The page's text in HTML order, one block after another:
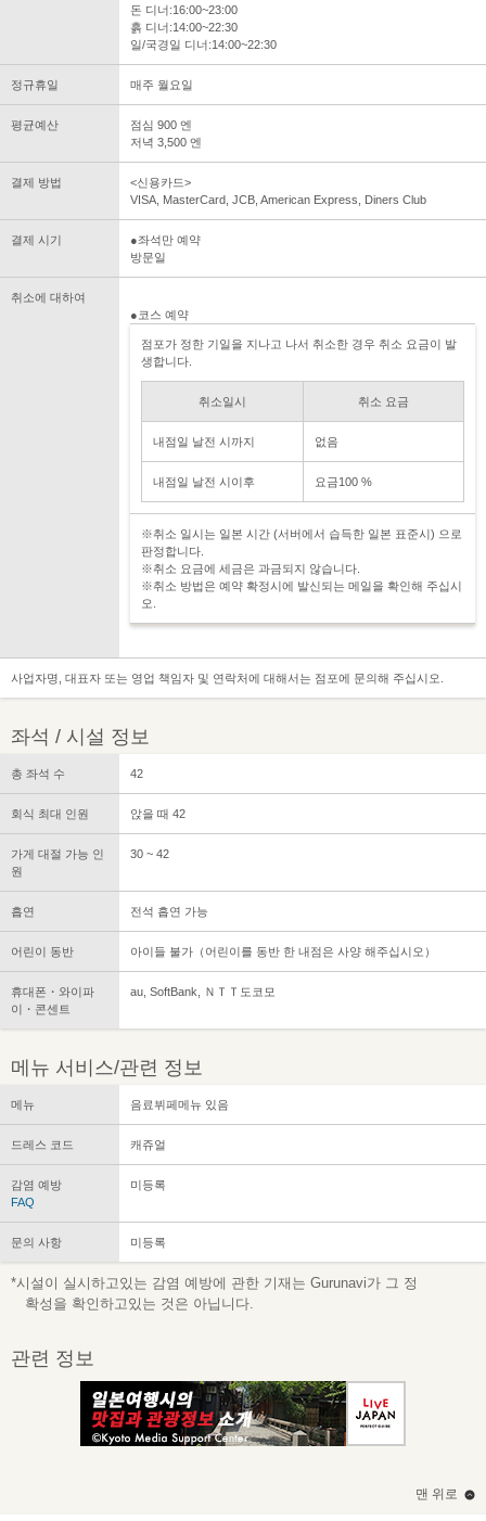
돈 디너:16:00~23:00
흙 디너:14:00~22:30
일/국경일 디너:14:00~22:30
정규휴일 매주 월요일
평균예산
점심 900 엔
저녁 3,500 엔
결제 방법
<신용카드>
VISA, MasterCard, JCB, American Express, Diners Club
결제 시기
●좌석만 예약
방문일
취소에 대하여
●코스 예약
점포가 정한 기일을 지나고 나서 취소한 경우 취소 요금이 발
생합니다.
취소일시 취소 요금
내점일 날전 시까지 없음
내점일 날전 시이후 요금100 %
※취소 일시는 일본 시간 (서버에서 습득한 일본 표준시) 으로
판정합니다.
※취소 요금에 세금은 과금되지 않습니다.
※취소 방법은 예약 확정시에 발신되는 메일을 확인해 주십시
오.
사업자명, 대표자 또는 영업 책임자 및 연락처에 대해서는 점포에 문의해 주십시오.
좌석 / 시설 정보
총 좌석 수 42
회식 최대 인원 앉을 때 42
가게 대절 가능 인
원
30 ~ 42
흡연 전석 흡연 가능
어린이 동반 아이들 불가（어린이를 동반 한 내점은 사양 해주십시오）
휴대폰・와이파
이・콘센트
au, SoftBank, ＮＴＴ도코모
메뉴 서비스/관련 정보
메뉴 음료뷔페메뉴 있음
드레스 코드 캐쥬얼
감염 예방
FAQ
미등록
문의 사항 미등록
*시설이 실시하고있는 감염 예방에 관한 기재는 Gurunavi가 그 정
확성을 확인하고있는 것은 아닙니다.
관련 정보
맨 위로